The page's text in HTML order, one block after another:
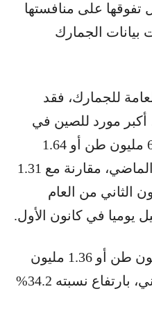
على منافستها
بيانات الجمارك
للجمارك، فقد
أكبر مورد للصين في
الأعوام الثلاثة الأخيرة، 6.97 مليون طن أو 1.64
مليون برميل يوميا الشهر الماضي، مقارنة مع 1.31
الثاني من العام
ووردت السعودية 5.76 مليون طن أو 1.36 مليون
برميل يوميا في كانون الثاني، بارتفاع نسبته 34.2%